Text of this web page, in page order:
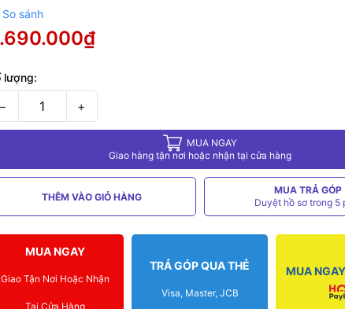
lượng:
− +
MUA NGAY
Giao hàng tận nơi hoặc nhận tại cửa hàng
THÊM VÀO GIỎ HÀNG
MUA TRẢ GÓP
Duyệt hồ sơ trong 5
MUA NGAY
Giao Tận Nơi Hoặc Nhận
Tại Cửa Hàng
TRẢ GÓP QUA THẺ
Visa, Master, JCB
MUA